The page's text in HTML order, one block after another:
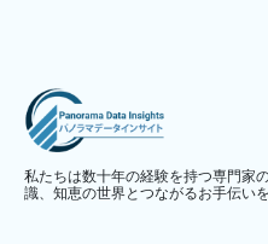
私たちは数十年の経験を持つ専門家
識、知恵の世界とつながるお手伝い